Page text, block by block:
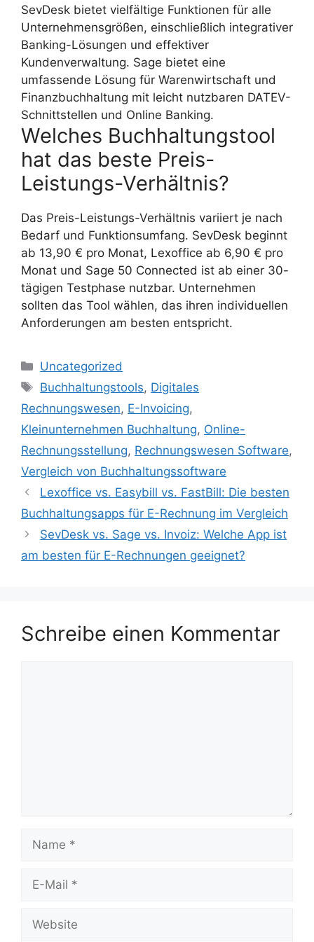
SevDesk bietet vielfältige Funktionen für alle
Unternehmensgrößen, einschließlich integrativer
Banking-Lösungen und effektiver
Kundenverwaltung. Sage bietet eine
umfassende Lösung für Warenwirtschaft und
Finanzbuchhaltung mit leicht nutzbaren DATEV-
Schnittstellen und Online Banking.
Welches Buchhaltungstool
hat das beste Preis-
Leistungs-Verhältnis?
Das Preis-Leistungs-Verhältnis variiert je nach
Bedarf und Funktionsumfang. SevDesk beginnt
ab 13,90 € pro Monat, Lexoffice ab 6,90 € pro
Monat und Sage 50 Connected ist ab einer 30-
tägigen Testphase nutzbar. Unternehmen
sollten das Tool wählen, das ihren individuellen
Anforderungen am besten entspricht.
Kategorien
Uncategorized
Schlagwörter
Buchhaltungstools, Digitales
Rechnungswesen, E-Invoicing,
Kleinunternehmen Buchhaltung, Online-
Rechnungsstellung, Rechnungswesen Software,
Vergleich von Buchhaltungssoftware
Lexoffice vs. Easybill vs. FastBill: Die besten
Buchhaltungsapps für E-Rechnung im Vergleich
SevDesk vs. Sage vs. Invoiz: Welche App ist
am besten für E-Rechnungen geeignet?
Schreibe einen Kommentar
Name
Website